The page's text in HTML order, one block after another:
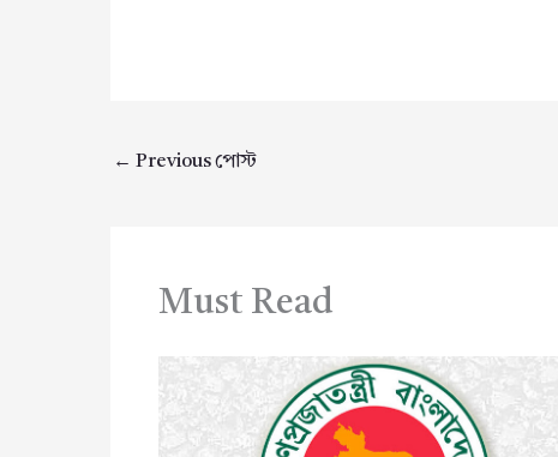
← Previous পোস্ট
Must Read